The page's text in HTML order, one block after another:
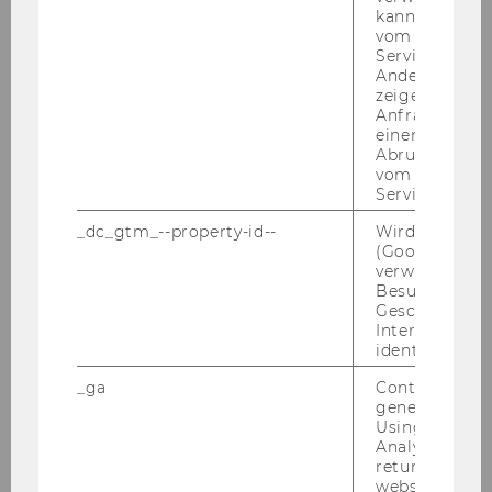
Team
Publikationen und Vorträge
kann, um
vom AMP-
Service
Andere
zeigen Opt-
Anfrage im
einen Fehler
Abrufen
vom AMP
Service an.
_dc_gtm_--property-id--
Wird von
(Google Tag
verwendet,
Besucher
Geschlecht
Interessen zu
identifizieren.
_ga
Contains a
generated
Using this
Analytics can
returning
website and